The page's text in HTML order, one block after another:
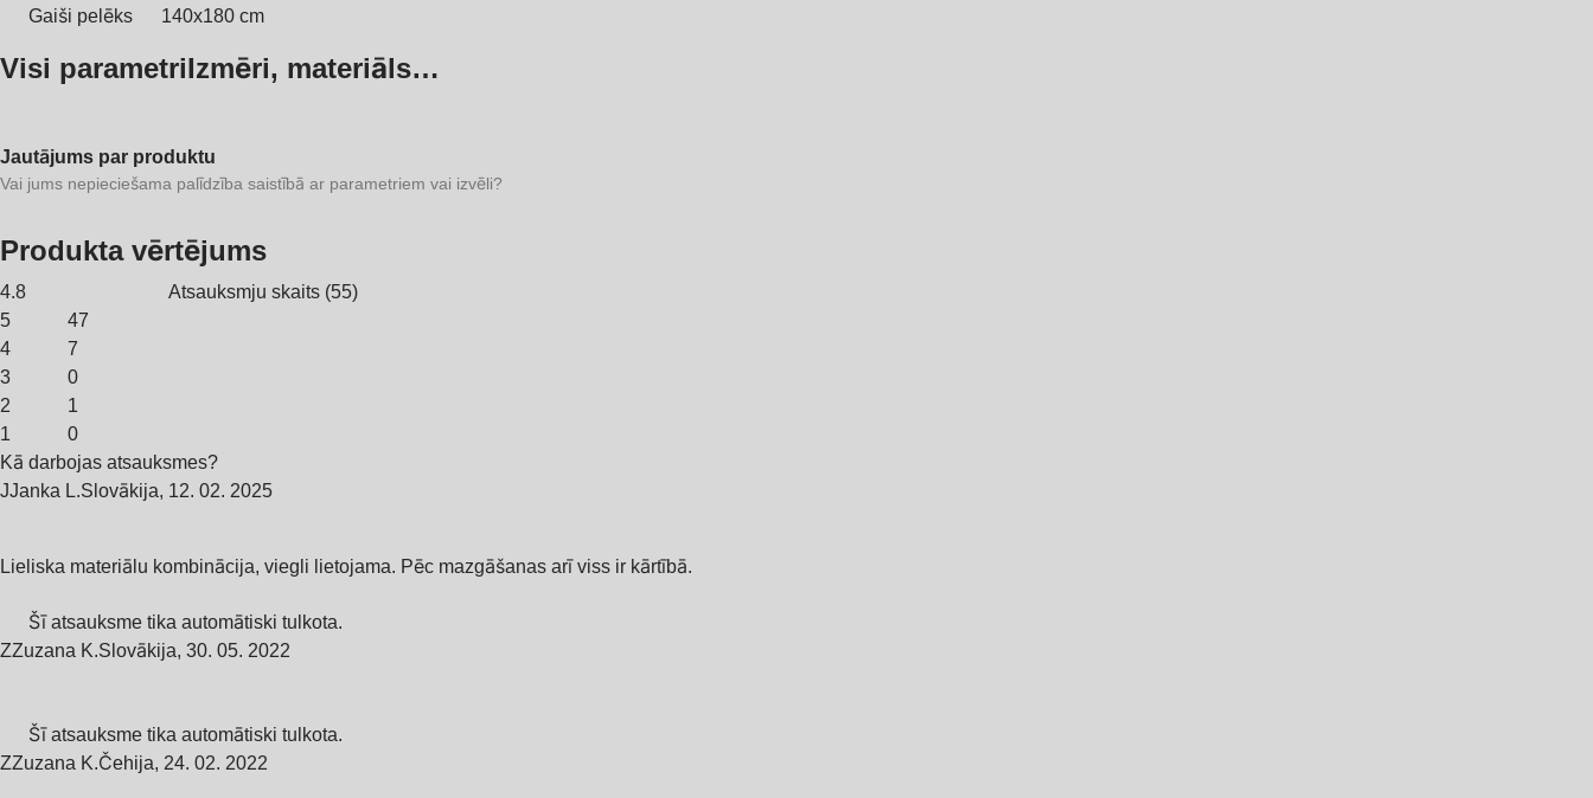
Gaiši pelēks
140x180 cm
Visi parametriIzmēri, materiāls…
Jautājums par produktu
Vai jums nepieciešama palīdzība saistībā ar parametriem vai izvēli?
Produkta vērtējums
4.8 Atsauksmju skaits (55)
5
47
4
7
3
0
2
1
1
0
Kā darbojas atsauksmes?
JJanka L.Slovākija, 12. 02. 2025
Lieliska materiālu kombinācija, viegli lietojama. Pēc mazgāšanas arī viss ir kārtībā.
Šī atsauksme tika automātiski tulkota.
ZZuzana K.Slovākija, 30. 05. 2022
Šī atsauksme tika automātiski tulkota.
ZZuzana K.Čehija, 24. 02. 2022